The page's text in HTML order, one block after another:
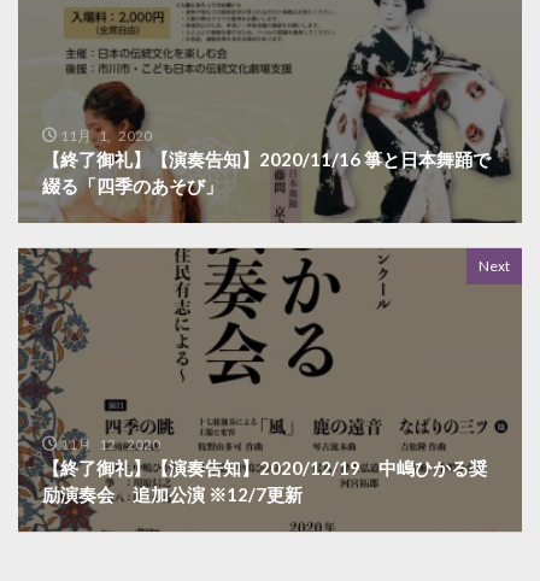
11月 1, 2020
【終了御礼】【演奏告知】2020/11/16 箏と日本舞踊で
綴る「四季のあそび」
Next
11月 12, 2020
【終了御礼】【演奏告知】2020/12/19 中嶋ひかる奨
励演奏会 追加公演 ※12/7更新